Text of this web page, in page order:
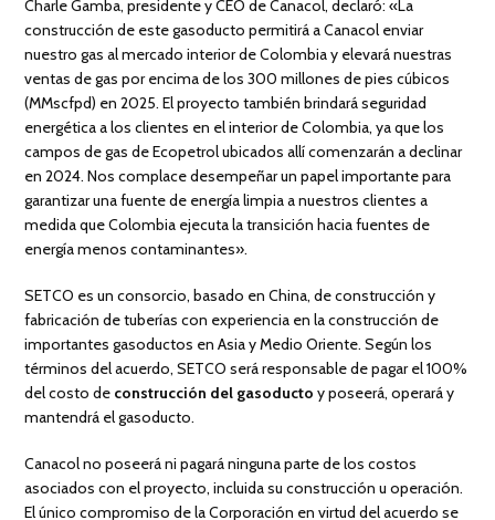
Charle Gamba, presidente y CEO de Canacol, declaró: «La
construcción de este gasoducto permitirá a Canacol enviar
nuestro gas al mercado interior de Colombia y elevará nuestras
ventas de gas por encima de los 300 millones de pies cúbicos
(MMscfpd) en 2025. El proyecto también brindará seguridad
energética a los clientes en el interior de Colombia, ya que los
campos de gas de Ecopetrol ubicados allí comenzarán a declinar
en 2024. Nos complace desempeñar un papel importante para
garantizar una fuente de energía limpia a nuestros clientes a
medida que Colombia ejecuta la transición hacia fuentes de
energía menos contaminantes».
SETCO es un consorcio, basado en China, de construcción y
fabricación de tuberías con experiencia en la construcción de
importantes gasoductos en Asia y Medio Oriente. Según los
términos del acuerdo, SETCO será responsable de pagar el 100%
del costo de construcción del gasoducto y poseerá, operará y
mantendrá el gasoducto.
Canacol no poseerá ni pagará ninguna parte de los costos
asociados con el proyecto, incluida su construcción u operación.
El único compromiso de la Corporación en virtud del acuerdo se